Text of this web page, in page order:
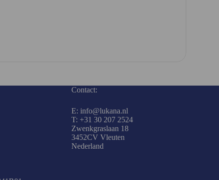
Contact:
E: info@lukana.nl
T: +31 30 207 2524
Zwenkgraslaan 18
3452CV Vleuten
Nederland